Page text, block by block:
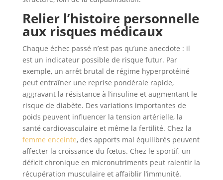
Relier l’histoire personnelle
aux risques médicaux
Chaque échec passé n’est pas qu’une anecdote : il
est un indicateur possible de risque futur. Par
exemple, un arrêt brutal de régime hyperprotéiné
peut entraîner une reprise pondérale rapide,
aggravant la résistance à l’insuline et augmentant le
risque de diabète. Des variations importantes de
poids peuvent influencer la tension artérielle, la
santé cardiovasculaire et même la fertilité. Chez la
femme enceinte, des apports mal équilibrés peuvent
affecter la croissance du fœtus. Chez le sportif, un
déficit chronique en micronutriments peut ralentir la
récupération musculaire et affaiblir l’immunité.